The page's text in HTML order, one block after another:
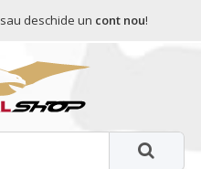
sau deschide un cont nou!